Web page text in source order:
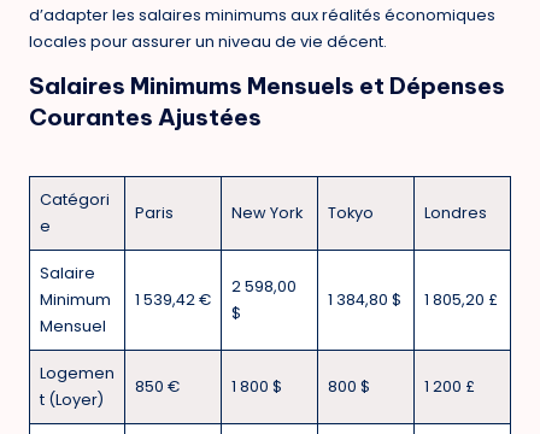
d’adapter les salaires minimums aux réalités économiques
locales pour assurer un niveau de vie décent.
Salaires Minimums Mensuels et Dépenses
Courantes Ajustées
Catégori
e
Paris New York Tokyo Londres
Salaire
Minimum
Mensuel
1 539,42 €
2 598,00
$
1 384,80 $ 1 805,20 £
Logemen
t (Loyer)
850 € 1 800 $ 800 $ 1 200 £